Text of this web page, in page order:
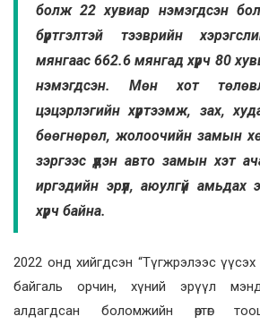
болж 22 хувиар нэмэгдсэн
бүртгэлтэй тээврийн
мянгаас 662.6 мянгад хүрч 80
нэмэгдсэн. Мөн хот
цэцэрлэгийн хүртээмж, зах,
бөөгнөрөл, жолоочийн замын
зэргээс үүдэн авто замын хэт
иргэдийн эрүүл, аюулгүй амьдах
хүрч байна.
2022 онд хийгдсэн “Түгжрэлээс
байгаль орчин, хүний эрүүл
алдагдсан боломжийн өртөг